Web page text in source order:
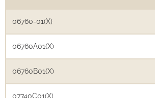
06760-01(X)
06760A01(X)
06760B01(X)
07740C01(X)